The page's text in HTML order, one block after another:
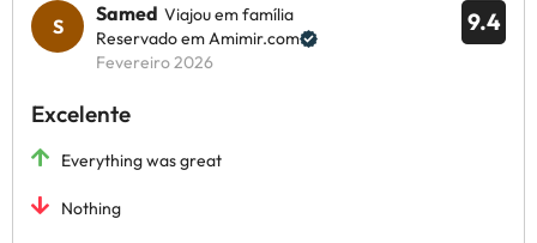
9.4
Samed Viajou em família
Reservado em Amimir.com
Fevereiro 2026
Excelente
Everything was great
Nothing